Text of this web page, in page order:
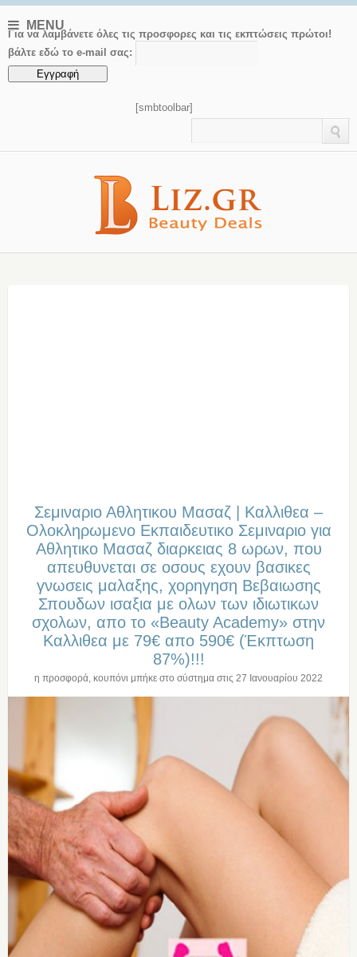
MENU
Για να λαμβάνετε όλες τις προσφορες και τις εκπτώσεις πρώτοι!
βάλτε εδώ το e-mail σας:
[smbtoolbar]
Σεμιναριο Αθλητικου Μασαζ | Καλλιθεα –
Ολοκληρωμενο Εκπαιδευτικο Σεμιναριο για
Αθλητικο Μασαζ διαρκειας 8 ωρων, που
απευθυνεται σε οσους εχουν βασικες
γνωσεις μαλαξης, χορηγηση Βεβαιωσης
Σπουδων ισαξια με ολων των ιδιωτικων
σχολων, απο το «Beauty Academy» στην
Καλλιθεα με 79€ απο 590€ (Έκπτωση
87%)!!!
η προσφορά, κουπόνι μπήκε στο σύστημα στις 27 Ιανουαρίου 2022